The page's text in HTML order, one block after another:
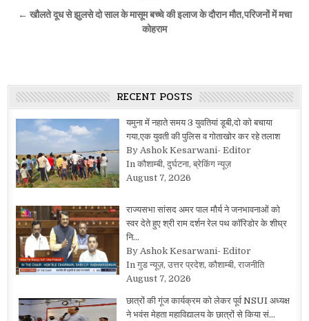
← खौलते दूध से झुलसे दो साल के मासूम बच्चे की इलाज के दौरान मौत,परिजनों में मचा
कोहराम
RECENT POSTS
यमुना में नहाते समय 3 युवतियां डूबी,दो को बचाया
गया,एक युवती की पुलिस व गोताखोर कर रहे तलाश
By Ashok Kesarwani- Editor
In कौशाम्बी, दुर्घटना, ब्रेकिंग न्यूज़
August 7, 2026
राज्यसभा सांसद अमर पाल मौर्य ने जनभावनाओं को
स्वर देते हुए श्री राम दर्शन रेल पथ कॉरिडोर के शीघ्र
नि…
By Ashok Kesarwani- Editor
In गुड न्यूज़, उत्तर प्रदेश, कौशाम्बी, राजनीति
August 7, 2026
छात्रों की गूंज कार्यक्रम को लेकर पूर्व NSUI अध्यक्ष
ने भवंस मेहता महाविद्यालय के छात्रों से किया सं…